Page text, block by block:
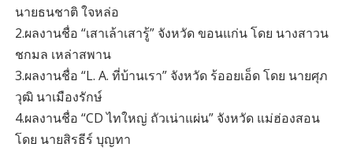
นายธนชาติ ใจหล่อ
2.ผลงานชื่อ “เสาเล้าเสารู้” จังหวัด ขอนแก่น โดย นางสาวน
ชกมล เหล่าสพาน
3.ผลงานชื่อ “L. A. ที่บ้านเรา” จังหวัด ร้ออยเอ็ด โดย นายศุภ
วุฒิ นาเมืองรักษ์
4.ผลงานชื่อ “CD ไทใหญ่ ถัวเน่าแผ่น” จังหวัด แม่ฮ่องสอน
โดย นายสิรธีร์ บุญทา